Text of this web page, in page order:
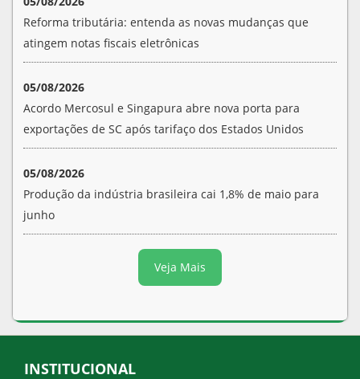
Reforma tributária: entenda as novas mudanças que
atingem notas fiscais eletrônicas
05/08/2026
Acordo Mercosul e Singapura abre nova porta para
exportações de SC após tarifaço dos Estados Unidos
05/08/2026
Produção da indústria brasileira cai 1,8% de maio para
junho
Veja Mais
INSTITUCIONAL